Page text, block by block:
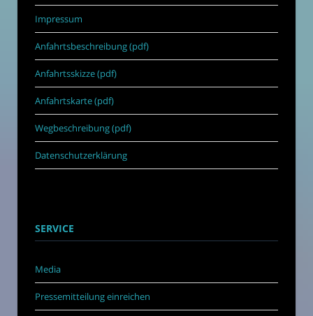
Impressum
Anfahrtsbeschreibung (pdf)
Anfahrtsskizze (pdf)
Anfahrtskarte (pdf)
Wegbeschreibung (pdf)
Datenschutzerklärung
SERVICE
Media
Pressemitteilung einreichen